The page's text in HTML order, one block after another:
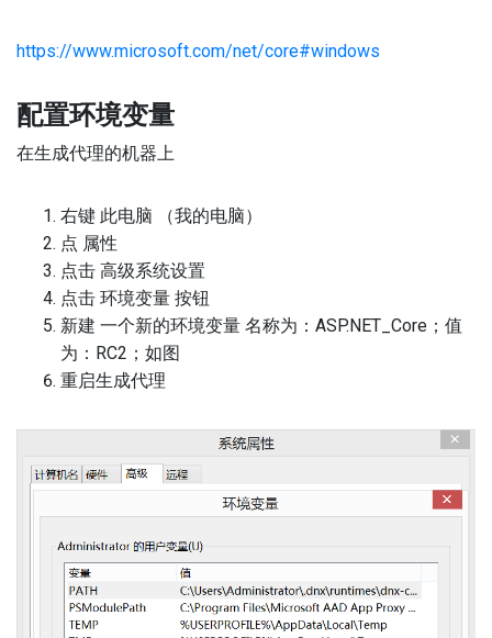
https://www.microsoft.com/net/core#windows
配置环境变量
在生成代理的机器上
右键 此电脑 （我的电脑）
点 属性
点击 高级系统设置
点击 环境变量 按钮
新建 一个新的环境变量 名称为：ASP.NET_Core；值
为：RC2；如图
重启生成代理